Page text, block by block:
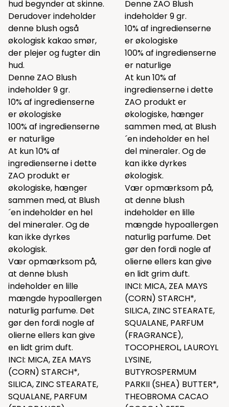
hud begynder at skinne.
Derudover indeholder
denne blush også
økologisk kakao smør,
der plejer og fugter din
hud.
Denne ZAO Blush
indeholder 9 gr.
10% af ingredienserne
er økologiske
100% af ingredienserne
er naturlige
At kun 10% af
ingredienserne i dette
ZAO produkt er
økologiske, hænger
sammen med, at Blush
´en indeholder en hel
del mineraler. Og de
kan ikke dyrkes
økologisk.
Vær opmærksom på,
at denne blush
indeholder en lille
mængde hypoallergen
naturlig parfume. Det
gør den fordi nogle af
olierne ellers kan give
en lidt grim duft.
INCI: MICA, ZEA MAYS
(CORN) STARCH*,
SILICA, ZINC STEARATE,
SQUALANE, PARFUM
Denne ZAO Blush
indeholder 9 gr.
10% af ingredienserne
er økologiske
100% af ingredienserne
er naturlige
At kun 10% af
ingredienserne i dette
ZAO produkt er
økologiske, hænger
sammen med, at Blush
´en indeholder en hel
del mineraler. Og de
kan ikke dyrkes
økologisk.
Vær opmærksom på,
at denne blush
indeholder en lille
mængde hypoallergen
naturlig parfume. Det
gør den fordi nogle af
olierne ellers kan give
en lidt grim duft.
INCI: MICA, ZEA MAYS
(CORN) STARCH*,
SILICA, ZINC STEARATE,
SQUALANE, PARFUM
(FRAGRANCE),
TOCOPHEROL, LAUROYL
LYSINE,
BUTYROSPERMUM
PARKII (SHEA) BUTTER*,
THEOBROMA CACAO